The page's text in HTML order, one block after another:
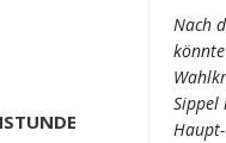
Nach
Sippel